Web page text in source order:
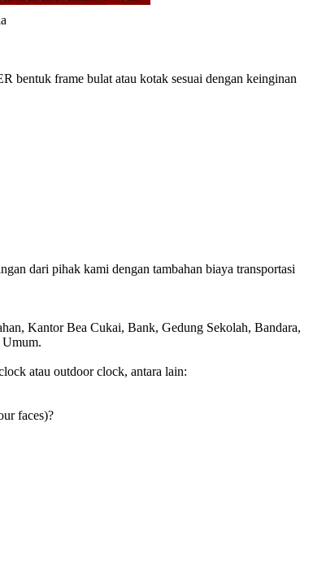
frame bulat atau kotak sesuai dengan keinginan
dari pihak kami dengan tambahan biaya transportasi
Kantor Bea Cukai, Bank, Gedung Sekolah, Bandara,
Umum.
atau outdoor clock, antara lain:
faces)?